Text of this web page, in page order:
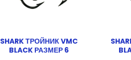
SHARK ТРОЙНИК VMC
BLACK РАЗМЕР 6